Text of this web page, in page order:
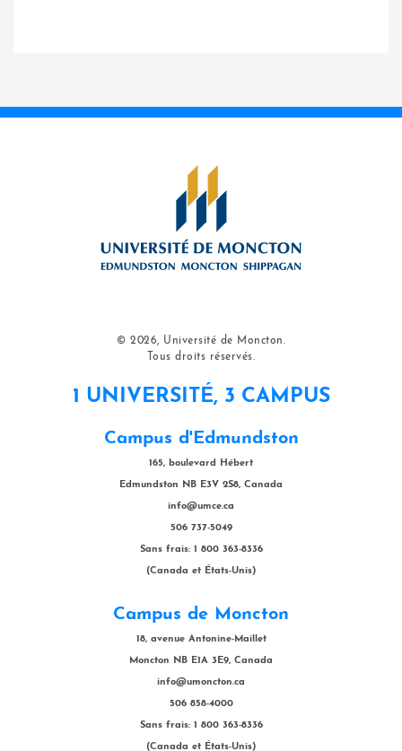
© 2026, Université de Moncton.
Tous droits réservés.
1 UNIVERSITÉ, 3 CAMPUS
Campus d'Edmundston
165, boulevard Hébert
Edmundston NB E3V 2S8, Canada
info@umce.ca
506 737-5049
Sans frais: 1 800 363-8336
(Canada et États-Unis)
Campus de Moncton
18, avenue Antonine-Maillet
Moncton NB E1A 3E9, Canada
info@umoncton.ca
506 858-4000
Sans frais: 1 800 363-8336
(Canada et États-Unis)